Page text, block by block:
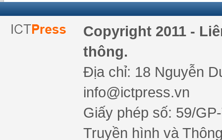
Copyright 2011 -
thông.
Địa chỉ: 18 Nguyễn
info@ictpress.vn
Giấy phép số: 59/
Truyền hình và